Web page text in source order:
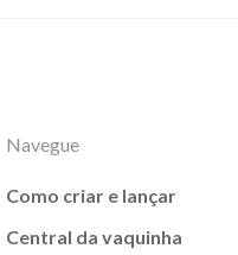
Navegue
Como criar e lançar
Central da vaquinha